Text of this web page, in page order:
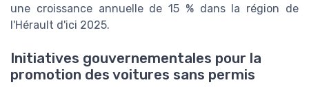
une croissance annuelle de 15 % dans la région de
l'Hérault d'ici 2025.
Initiatives gouvernementales pour la
promotion des voitures sans permis